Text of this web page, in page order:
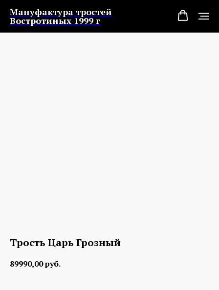
Мануфактура тростей
Востротиных 1999 г
Трость Царь Грозный
89990,00руб.